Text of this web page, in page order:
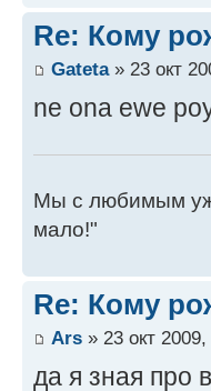
Re: Кому
Gateta» 23 окт
ne ona ewe
Мы с любимым
мало!"
Re: Кому
Ars » 23 окт
да я зная про